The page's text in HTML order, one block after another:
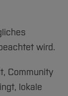
wird.
Community
lokale